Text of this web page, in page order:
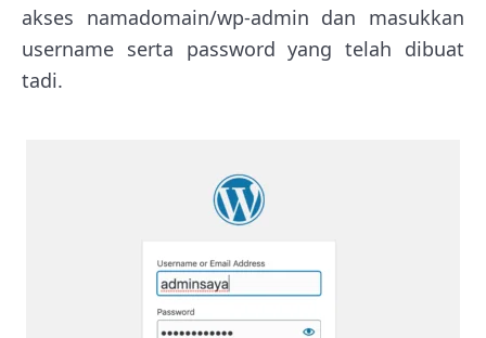
akses namadomain/wp-admin dan masukkan
username serta password yang telah dibuat
tadi.